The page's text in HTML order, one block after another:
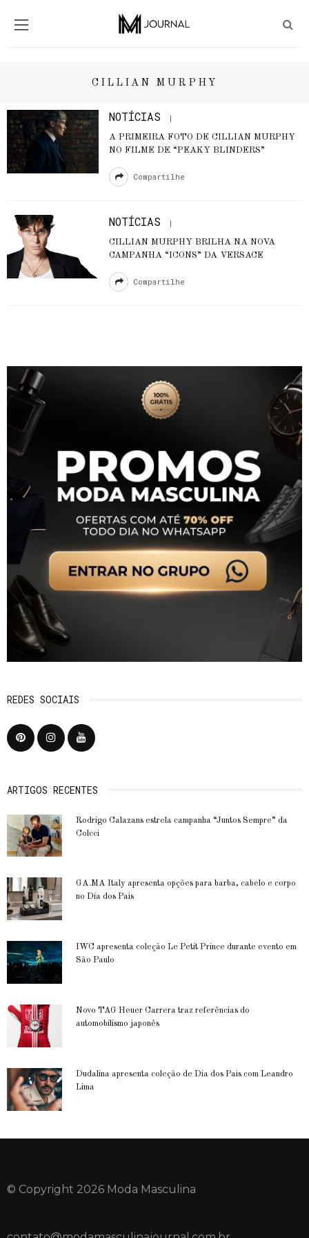
CILLIAN MURPHY
NOTÍCIAS
A PRIMEIRA FOTO DE CILLIAN MURPHY
NO FILME DE “PEAKY BLINDERS”
Compartilhe
NOTÍCIAS
CILLIAN MURPHY BRILHA NA NOVA
CAMPANHA “ICONS” DA VERSACE
Compartilhe
REDES SOCIAIS
ARTIGOS RECENTES
Rodrigo Calazans estrela campanha “Juntos Sempre” da
Colcci
GA.MA Italy apresenta opções para barba, cabelo e corpo
no Dia dos Pais
IWC apresenta coleção Le Petit Prince durante evento em
São Paulo
Novo TAG Heuer Carrera traz referências do
automobilismo japonês
Dudalina apresenta coleção de Dia dos Pais com Leandro
Lima
© Copyright 2026 Moda Masculina